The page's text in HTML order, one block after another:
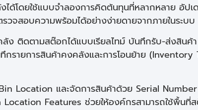
ได้โดยใช้แบบจำลองการคิดต้นทุนที่หลากหลาย อัป
รวจสอบความพร้อมได้อย่างง่ายดายจากภายในระบบ
ลัง ติดตามสต๊อกได้แบบเรียลไทม์ บันทึกรับ-ส่งสินค้
รายการสินค้าคงคลังและการโอนย้าย
Location และจัดการสินค้าด้วย Serial
Features ช่วยให้องค์กรสามารถใช้พื้นที่